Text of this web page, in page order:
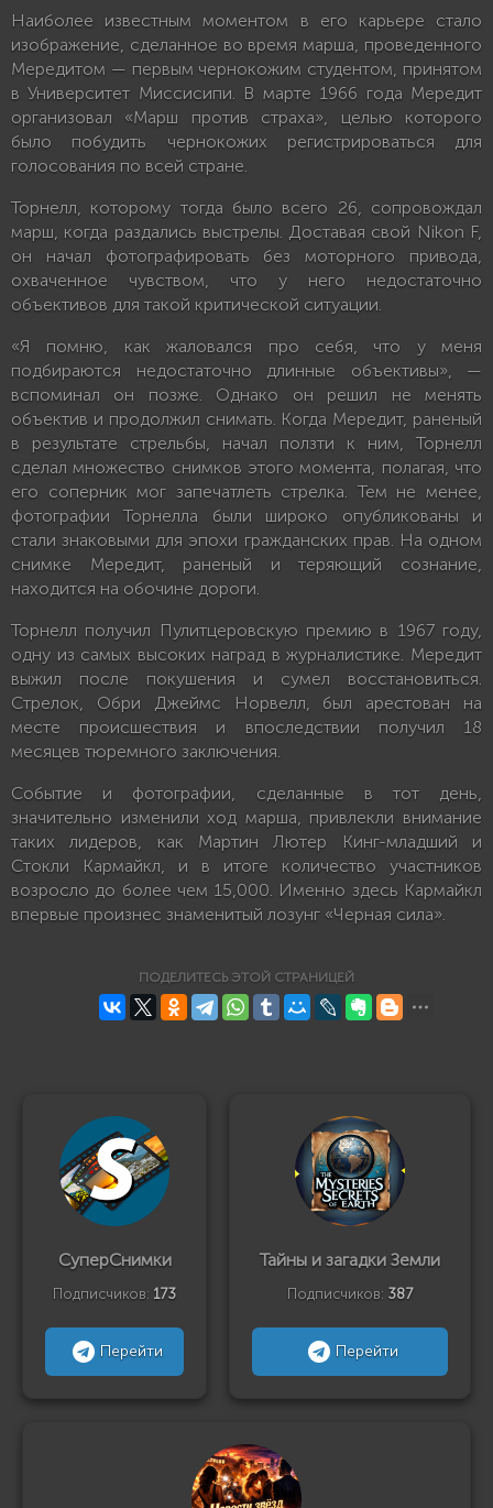
Наиболее известным моментом в его карьере стало
изображение, сделанное во время марша, проведенного
Мередитом — первым чернокожим студентом, принятом
в Университет Миссисипи. В марте 1966 года Мередит
организовал «Марш против страха», целью которого
было побудить чернокожих регистрироваться для
голосования по всей стране.
Торнелл, которому тогда было всего 26, сопровождал
марш, когда раздались выстрелы. Доставая свой Nikon F,
он начал фотографировать без моторного привода,
охваченное чувством, что у него недостаточно
объективов для такой критической ситуации.
«Я помню, как жаловался про себя, что у меня
подбираются недостаточно длинные объективы», —
вспоминал он позже. Однако он решил не менять
объектив и продолжил снимать. Когда Мередит, раненый
в результате стрельбы, начал ползти к ним, Торнелл
сделал множество снимков этого момента, полагая, что
его соперник мог запечатлеть стрелка. Тем не менее,
фотографии Торнелла были широко опубликованы и
стали знаковыми для эпохи гражданских прав. На одном
снимке Мередит, раненый и теряющий сознание,
находится на обочине дороги.
Торнелл получил Пулитцеровскую премию в 1967 году,
одну из самых высоких наград в журналистике. Мередит
выжил после покушения и сумел восстановиться.
Стрелок, Обри Джеймс Норвелл, был арестован на
месте происшествия и впоследствии получил 18
месяцев тюремного заключения.
Событие и фотографии, сделанные в тот день,
значительно изменили ход марша, привлекли внимание
таких лидеров, как Мартин Лютер Кинг-младший и
Стокли Кармайкл, и в итоге количество участников
возросло до более чем 15,000. Именно здесь Кармайкл
впервые произнес знаменитый лозунг «Черная сила».
ПОДЕЛИТЕСЬ ЭТОЙ СТРАНИЦЕЙ
СуперСнимки
Подписчиков: 173
Перейти
Тайны и загадки Земли
Подписчиков: 387
Перейти